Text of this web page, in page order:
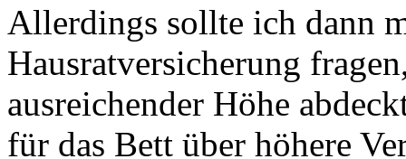
Allerdings sollte ich dann
Hausratversicherung
ausreichender Höhe
für das Bett über höhere